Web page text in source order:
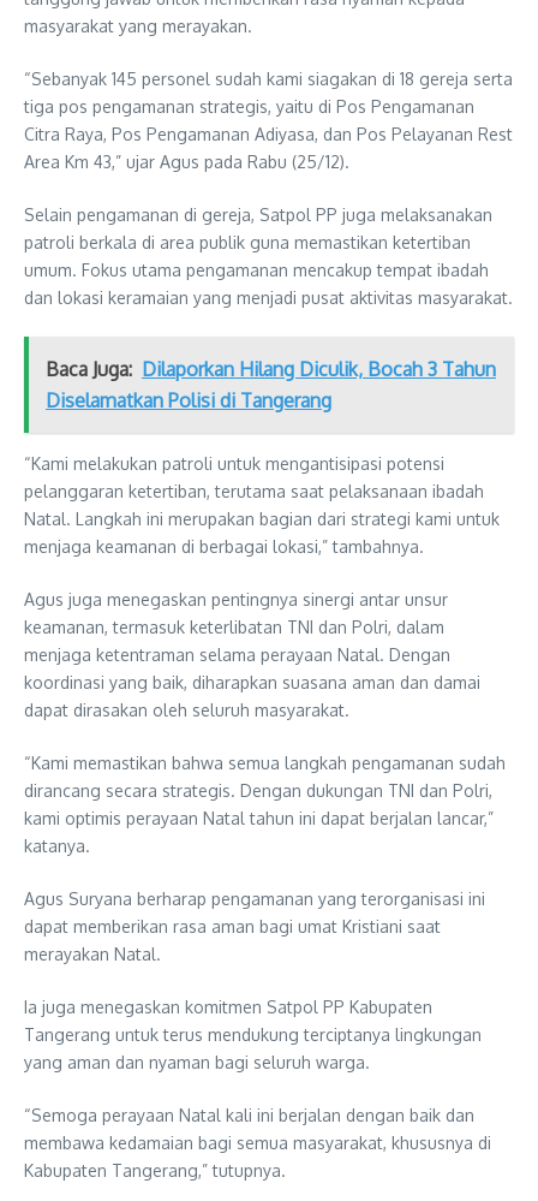
masyarakat yang merayakan.
“Sebanyak 145 personel sudah kami siagakan di 18 gereja serta
tiga pos pengamanan strategis, yaitu di Pos Pengamanan
Citra Raya, Pos Pengamanan Adiyasa, dan Pos Pelayanan Rest
Area Km 43,” ujar Agus pada Rabu (25/12).
Selain pengamanan di gereja, Satpol PP juga melaksanakan
patroli berkala di area publik guna memastikan ketertiban
umum. Fokus utama pengamanan mencakup tempat ibadah
dan lokasi keramaian yang menjadi pusat aktivitas masyarakat.
Baca Juga: Dilaporkan Hilang Diculik, Bocah 3 Tahun
Diselamatkan Polisi di Tangerang
“Kami melakukan patroli untuk mengantisipasi potensi
pelanggaran ketertiban, terutama saat pelaksanaan ibadah
Natal. Langkah ini merupakan bagian dari strategi kami untuk
menjaga keamanan di berbagai lokasi,” tambahnya.
Agus juga menegaskan pentingnya sinergi antar unsur
keamanan, termasuk keterlibatan TNI dan Polri, dalam
menjaga ketentraman selama perayaan Natal. Dengan
koordinasi yang baik, diharapkan suasana aman dan damai
dapat dirasakan oleh seluruh masyarakat.
“Kami memastikan bahwa semua langkah pengamanan sudah
dirancang secara strategis. Dengan dukungan TNI dan Polri,
kami optimis perayaan Natal tahun ini dapat berjalan lancar,”
katanya.
Agus Suryana berharap pengamanan yang terorganisasi ini
dapat memberikan rasa aman bagi umat Kristiani saat
merayakan Natal.
Ia juga menegaskan komitmen Satpol PP Kabupaten
Tangerang untuk terus mendukung terciptanya lingkungan
yang aman dan nyaman bagi seluruh warga.
“Semoga perayaan Natal kali ini berjalan dengan baik dan
membawa kedamaian bagi semua masyarakat, khususnya di
Kabupaten Tangerang,” tutupnya.